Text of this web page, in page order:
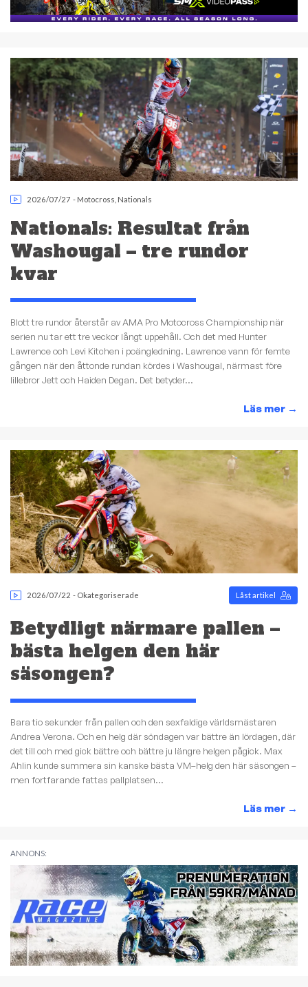
2026/07/27 - Motocross Nationals
Nationals: Resultat från
Washougal – tre rundor
kvar
Blott tre rundor återstår av AMA Pro Motocross Championship när
serien nu tar ett tre veckor långt uppehåll. Och det med Hunter
Lawrence och Levi Kitchen i poängledning. Lawrence vann för femte
gången när den åttonde rundan kördes i Washougal, närmast före
lillebror Jett och Haiden Degan. Det betyder...
Läs mer →
2026/07/22 - Okategoriserade Låst artikel
Betydligt närmare pallen –
bästa helgen den här
säsongen?
Bara tio sekunder från pallen och den sexfaldige världsmästaren
Andrea Verona. Och en helg där söndagen var bättre än lördagen, där
det till och med gick bättre och bättre ju längre helgen pågick. Max
Ahlin kunde summera sin kanske bästa VM–helg den här säsongen –
men fortfarande fattas pallplatsen...
Läs mer →
ANNONS: